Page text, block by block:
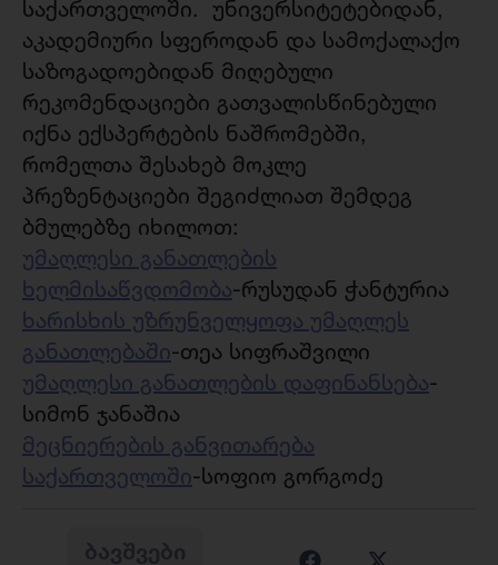
საქართველოში. უნივერსიტეტებიდან,
აკადემიური სფეროდან და სამოქალაქო
საზოგადოებიდან მიღებული
რეკომენდაციები გათვალისწინებული
იქნა ექსპერტების ნაშრომებში,
რომელთა შესახებ მოკლე
პრეზენტაციები შეგიძლიათ შემდეგ
ბმულებზე იხილოთ:
უმაღლესი განათლების
ხელმისაწვდომობა-რუსუდან ჭანტურია
ხარისხის უზრუნველყოფა უმაღლეს
განათლებაში-თეა სიფრაშვილი
უმაღლესი განათლების დაფინანსება-
სიმონ ჯანაშია
მეცნიერების განვითარება
საქართველოში-სოფიო გორგოძე